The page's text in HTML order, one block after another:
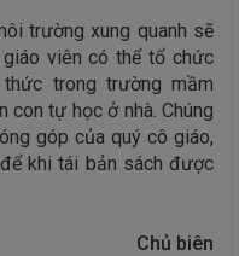
trường xung quanh sẽ
viên có thể tổ chức
trong trường mầm
con tự học ở nhà. Chúng
góp của quý cô giáo,
khi tái bản sách được
Chủ biên